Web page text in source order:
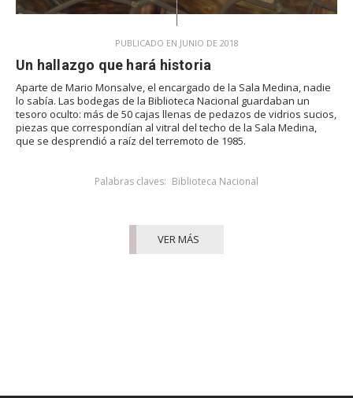
PUBLICADO EN JUNIO DE 2018
Un hallazgo que hará historia
Aparte de Mario Monsalve, el encargado de la Sala Medina, nadie
lo sabía. Las bodegas de la Biblioteca Nacional guardaban un
tesoro oculto: más de 50 cajas llenas de pedazos de vidrios sucios,
piezas que correspondían al vitral del techo de la Sala Medina,
que se desprendió a raíz del terremoto de 1985.
Palabras claves: Biblioteca Nacional
VER MÁS